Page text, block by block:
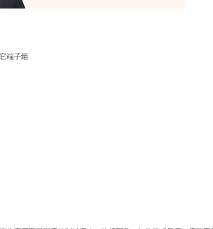
端子组